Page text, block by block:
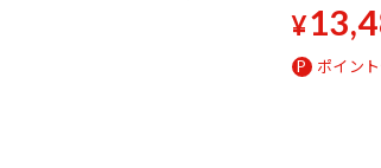
¥
ポイン